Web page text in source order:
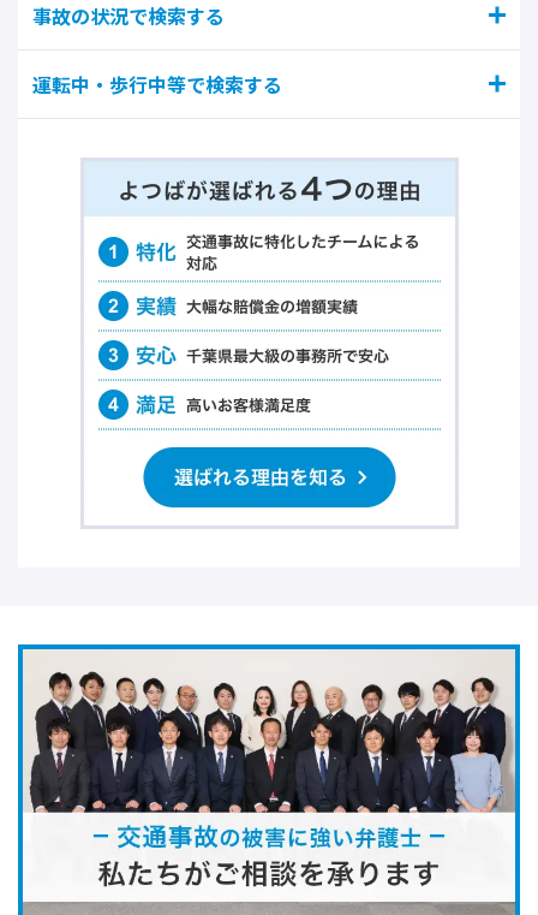
事故の状況で検索する
運転中・歩行中等で検索する